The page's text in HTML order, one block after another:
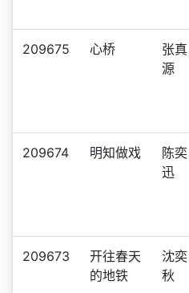
209675 心桥
张真
源
209674 明知做戏
陈奕
迅
209673
开往春天
的地铁
沈奕
秋